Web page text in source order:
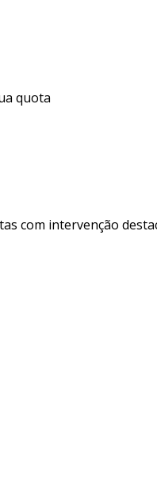
quota
com intervenção